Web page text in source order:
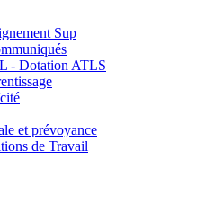
Sup
- Dotation ATLS
et prévoyance
de Travail